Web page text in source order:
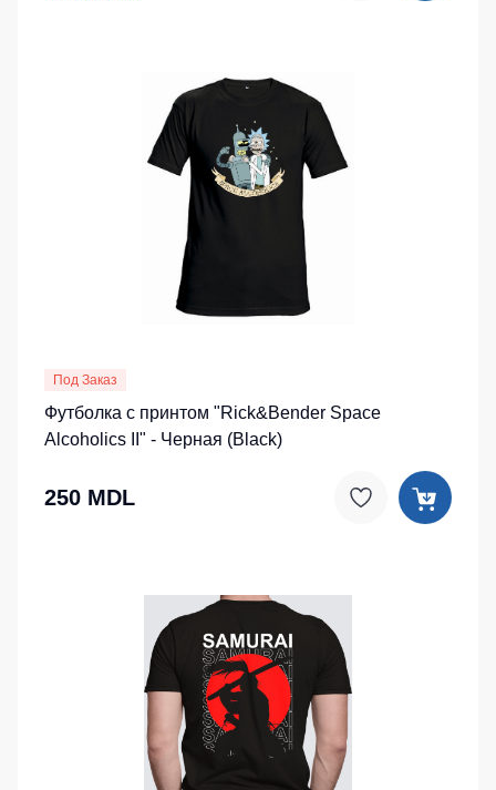
Под Заказ
Футболка с принтом "Rick&Bender Space
Alcoholics II" - Черная (Black)
250 MDL